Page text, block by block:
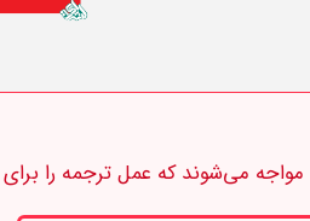
می‌شوند که عمل ترجمه را برای